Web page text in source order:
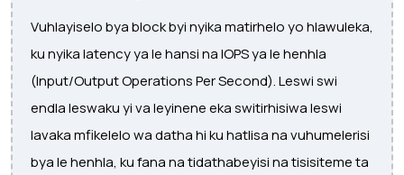
Vuhlayiselo bya block byi nyika matirhelo yo hlawuleka,
ku nyika latency ya le hansi na IOPS ya le henhla
(Input/Output Operations Per Second). Leswi swi
endla leswaku yi va leyinene eka switirhisiwa leswi
lavaka mfikelelo wa datha hi ku hatlisa na vuhumelerisi
bya le henhla, ku fana na tidathabeyisi na tisisiteme ta